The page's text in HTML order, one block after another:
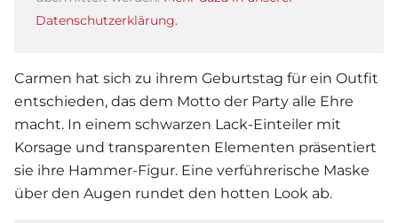
Datenschutzerklärung.
Carmen hat sich zu ihrem Geburtstag für ein Outfit
entschieden, das dem Motto der Party alle Ehre
macht. In einem schwarzen Lack-Einteiler mit
Korsage und transparenten Elementen präsentiert
sie ihre Hammer-Figur. Eine verführerische Maske
über den Augen rundet den hotten Look ab.